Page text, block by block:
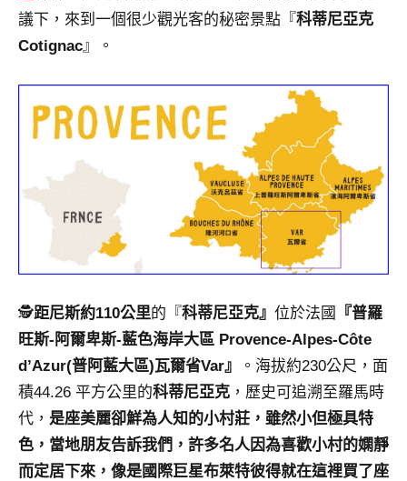
旅
遊
書
者、
及
學
校
業
講
座、
部
落
議下，來到一個很少觀光客的秘密景點『 科蒂尼亞克
Cotignac』。
🕵️距尼斯約110公里的『科蒂尼亞克』 位於法國
『普羅
旺斯-阿爾卑斯-藍色海岸大區 Provence-Alpes-Côte
d’Azur(普阿藍大區)瓦爾省Var』
。海拔約230公尺，面
積44.26 平方公里的科蒂尼亞克 ，歷史可追溯至羅馬時
代， 是座美麗卻鮮為人知的小村莊，雖然小但極具特
色，當地朋友告訴我們，許多名人因為喜歡小村的嫻靜
而定居下來，像是國際巨星布萊特彼得就在這裡買了座